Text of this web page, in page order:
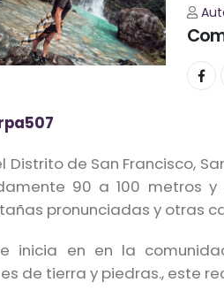
Distrito de San Francisco,
90 a 100 metros y
pronunciadas y otras
inicia en en la
de tierra y piedras., este